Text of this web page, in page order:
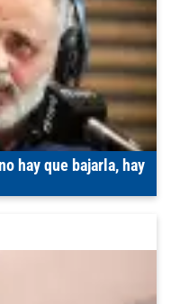
hay que bajarla, hay